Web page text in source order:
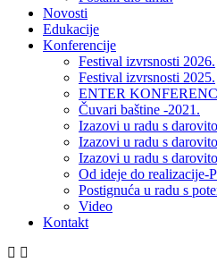
Novosti
Edukacije
Konferencije
Festival izvrsnosti 2026.
Festival izvrsnosti 2025.
ENTER
Čuvari baštine -2021.
Izazovi u radu s
Izazovi u radu s
Izazovi u radu s
Od ideje do realizacije-
Postignuća u radu s
Video
Kontakt